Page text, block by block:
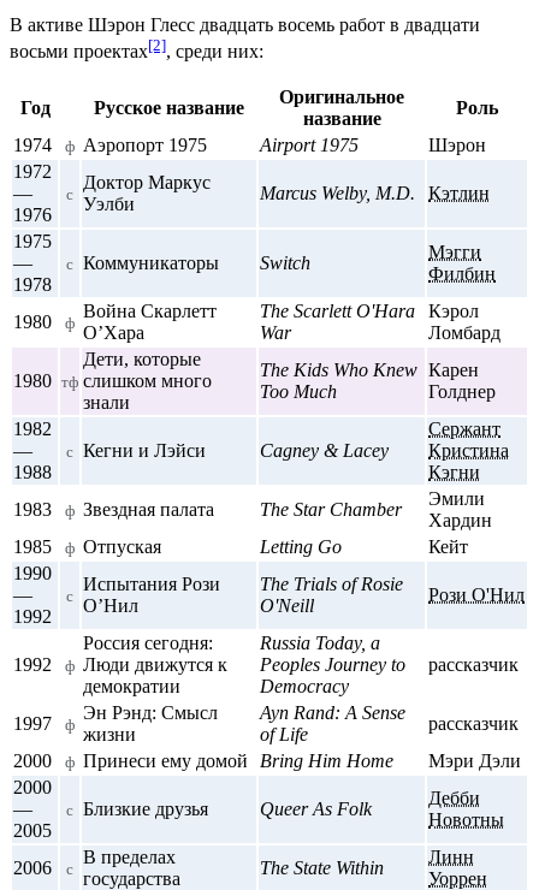
В активе Шэрон Глесс двадцать восемь работ в двадцати
восьми проектах[2], среди них:
Год Русское название
Оригинальное
название
Роль
1974
ф Аэропорт 1975 Airport 1975
Шэрон
1972
—
1976
с
Доктор Маркус
Уэлби
Marcus Welby, M.D. Кэтлин
1975
—
1978
с Коммуникаторы Switch
Мэгги
Филбин
1980 ф
Война Скарлетт
О’Хара
The Scarlett O'Hara
War
Кэрол
Ломбард
1980 тф
Дети, которые
слишком много
знали
The Kids Who Knew
Too Much
Карен
Голднер
1982
—
1988
с Кегни и Лэйси Cagney & Lacey
Сержант
Кристина
Кэгни
1983
ф Звездная палата The Star Chamber
Эмили
Хардин
1985
ф Отпуская Letting Go
Кейт
1990
—
1992
с
Испытания Рози
О’Нил
The Trials of Rosie
O'Neill
Рози О'Нил
1992 ф
Россия сегодня:
Люди движутся к
демократии
Russia Today, a
Peoples Journey to
Democracy
рассказчик
1997 ф
Эн Рэнд: Смысл
жизни
Ayn Rand: A Sense
of Life
рассказчик
2000
ф Принеси ему домой Bring Him Home
Мэри Дэли
2000
—
2005
с Близкие друзья Queer As Folk
Дебби
Новотны
2006 с
В пределах
государства
The State Within
Линн
Уоррен